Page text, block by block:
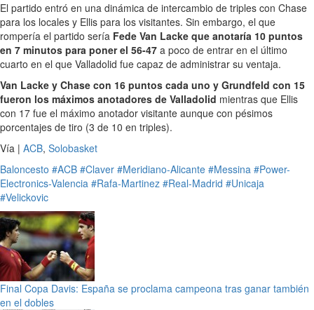
El partido entró en una dinámica de intercambio de triples con Chase
para los locales y Ellis para los visitantes. Sin embargo, el que
rompería el partido sería Fede Van Lacke que anotaría 10 puntos
en 7 minutos para poner el 56-47 a poco de entrar en el último
cuarto en el que Valladolid fue capaz de administrar su ventaja.
Van Lacke y Chase con 16 puntos cada uno y Grundfeld con 15
fueron los máximos anotadores de Valladolid mientras que Ellis
con 17 fue el máximo anotador visitante aunque con pésimos
porcentajes de tiro (3 de 10 en triples).
Vía | ACB, Solobasket
Baloncesto #ACB #Claver #Meridiano-Alicante #Messina #Power-
Electronics-Valencia #Rafa-Martinez #Real-Madrid #Unicaja
#Velickovic
Final Copa Davis: España se proclama campeona tras ganar también
en el dobles